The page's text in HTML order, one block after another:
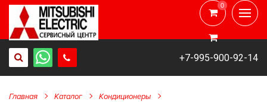
+7-995-900-92-14
0
0
Главная Каталог
Кондиционеры